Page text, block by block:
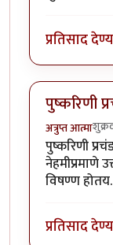
प्रतिसाद
पुष्करिणी
अत्रुप्त आत्मा
पुष्करिणी
नेहमीप्रमाणे
विषण्ण
प्रतिसाद